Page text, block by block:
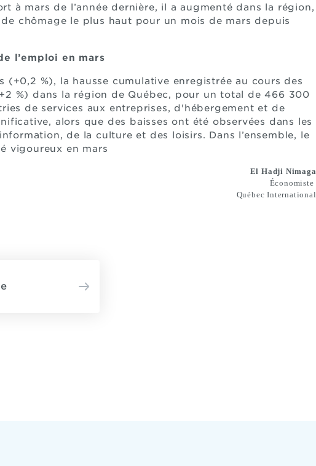
à mars de l’année dernière, il a augmenté dans la région,
de chômage le plus haut pour un mois de mars depuis
l’emploi en mars
(+0,2 %), la hausse cumulative enregistrée au cours des
%) dans la région de Québec, pour un total de 466 300
de services aux entreprises, d'hébergement et de
alors que des baisses ont été observées dans les
de la culture et des loisirs. Dans l’ensemble, le
vigoureux en mars
El Hadji Nimaga
Économiste
Québec International